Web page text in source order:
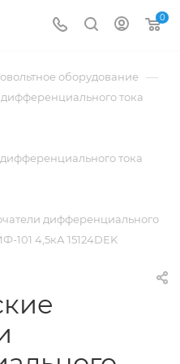
0
оборудование —
тока
тока
дифференциального
101 4,5кА 15124DEK